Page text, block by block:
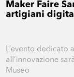
Maker Faire
artigiani
L’evento dedicato
all’innovazione
Museo